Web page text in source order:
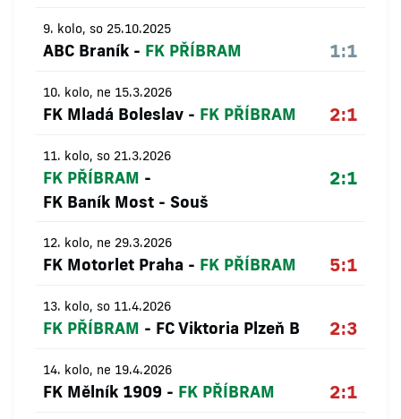
9. kolo, so 25.10.2025
ABC Braník - FK PŘÍBRAM 1:1
10. kolo, ne 15.3.2026
FK Mladá Boleslav - FK PŘÍBRAM 2:1
11. kolo, so 21.3.2026
FK PŘÍBRAM -
FK Baník Most - Souš
2:1
12. kolo, ne 29.3.2026
FK Motorlet Praha - FK PŘÍBRAM 5:1
13. kolo, so 11.4.2026
FK PŘÍBRAM - FC Viktoria Plzeň B 2:3
14. kolo, ne 19.4.2026
FK Mělník 1909 - FK PŘÍBRAM 2:1